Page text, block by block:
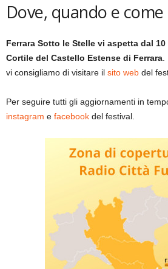
Dove, quando e
Ferrara Sotto le Stelle vi aspetta dal
Cortile del Castello Estense di Ferrara.
vi consigliamo di visitare il sito web del
Per seguire tutti gli aggiornamenti in
instagram e facebook del festival.